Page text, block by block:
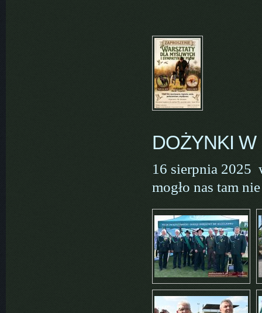
DOŻYNKI
16 sierpnia 2025
mogło nas tam